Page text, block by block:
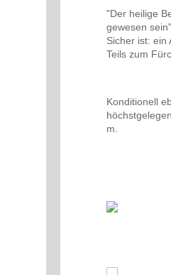
"Der heilige
gewesen
Sicher ist: ein
Teils zum
Konditionell
m.